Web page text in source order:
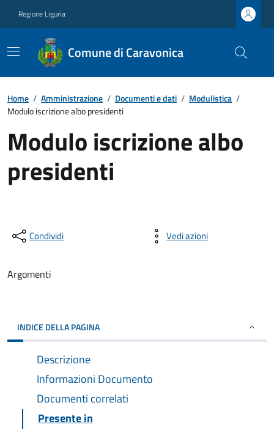
Regione Liguria
Comune di Caravonica
Home / Amministrazione / Documenti e dati / Modulistica /
Modulo iscrizione albo presidenti
Modulo iscrizione albo
presidenti
Condividi Vedi azioni
Argomenti
INDICE DELLA PAGINA
Descrizione
Informazioni Documento
Documenti correlati
Presente in